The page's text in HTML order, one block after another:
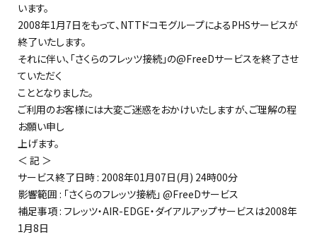
います。
2008年1月7日をもって、NTTドコモグループによるPHSサービスが
終了いたします。
それに伴い、「さくらのフレッツ接続」の@FreeDサービスを終了させ
ていただく
こととなりました。
ご利用のお客様には大変ご迷惑をおかけいたしますが、ご理解の程
お願い申し
上げます。
＜ 記 ＞
サービス終了日時 : 2008年01月07日(月) 24時00分
影響範囲 : 「さくらのフレッツ接続」 @FreeDサービス
補足事項 : フレッツ・AIR-EDGE・ダイアルアップサービスは2008年
1月8日